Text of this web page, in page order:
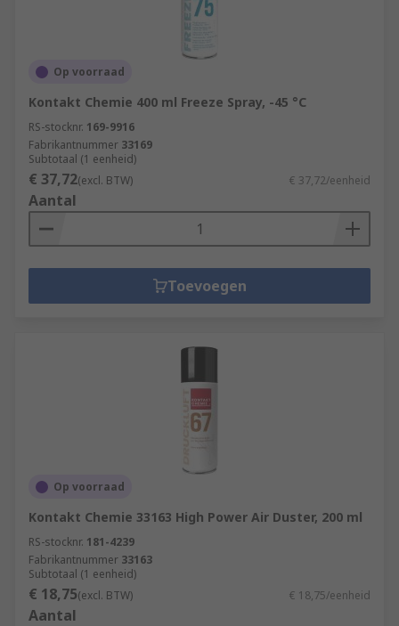
Op voorraad
Kontakt Chemie 400 ml Freeze Spray, -45 °C
RS-stocknr. 169-9916
Fabrikantnummer 33169
Subtotaal (1 eenheid)
€ 37,72(excl. BTW) € 37,72/eenheid
Aantal
Toevoegen
Op voorraad
Kontakt Chemie 33163 High Power Air Duster, 200 ml
RS-stocknr. 181-4239
Fabrikantnummer 33163
Subtotaal (1 eenheid)
€ 18,75(excl. BTW) € 18,75/eenheid
Aantal